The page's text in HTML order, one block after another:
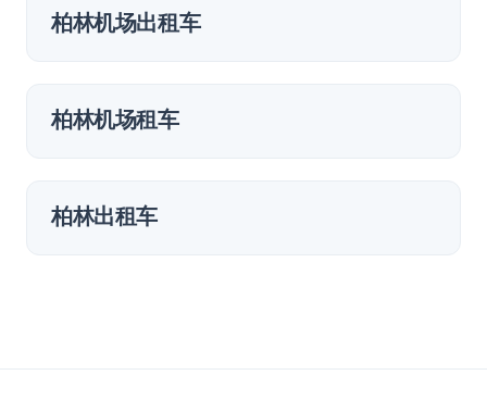
柏林机场出租车
柏林机场租车
柏林出租车